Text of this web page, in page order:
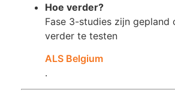
Hoe verder?
Fase 3-studies zijn gepland
verder te testen​
ALS Belgium
.